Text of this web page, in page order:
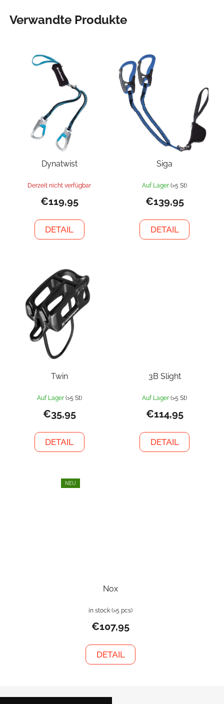
Verwandte Produkte
Dynatwist
Derzeit nicht verfügbar
€119,95
DETAIL
Siga
Auf Lager (>5 St)
€139,95
DETAIL
Twin
Auf Lager (>5 St)
€35,95
DETAIL
3B Slight
Auf Lager (>5 St)
€114,95
DETAIL
NEU
Nox
in stock(>5 pcs)
€107,95
DETAIL